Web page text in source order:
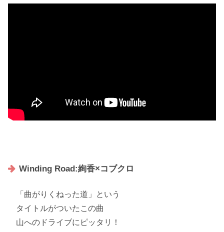
Winding Road:絢香×コブクロ
「 曲がりくねった道 」という
タイトルがついたこの曲
山へのドライブにピッタリ！